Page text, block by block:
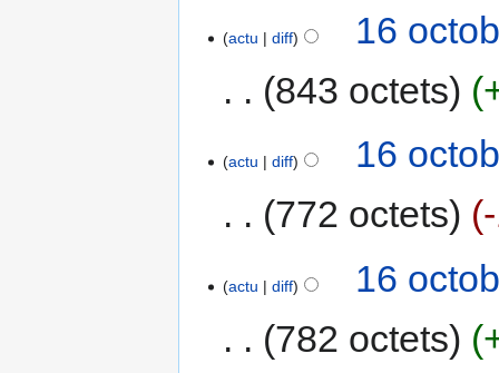
actu diff
16
843 octets
actu diff
16
772 octets
actu diff
16
782 octets